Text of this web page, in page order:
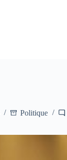
Politique